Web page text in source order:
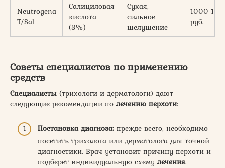
Neutrogena
T/Sal
Салициловая
кислота
(3%)
Сухая,
сильное
шелушение
1000-
руб.
Советы специалистов по применению
средств
Специалисты (трихологи и дерматологи) дают
следующие рекомендации по лечению перхоти:
Постановка диагноза: прежде всего, необходимо
посетить трихолога или дерматолога для точной
диагностики. Врач установит причину перхоти и
подберет индивидуальную схему лечения.